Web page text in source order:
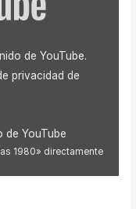
de YouTube.
privacidad de
de YouTube
1980» directamente